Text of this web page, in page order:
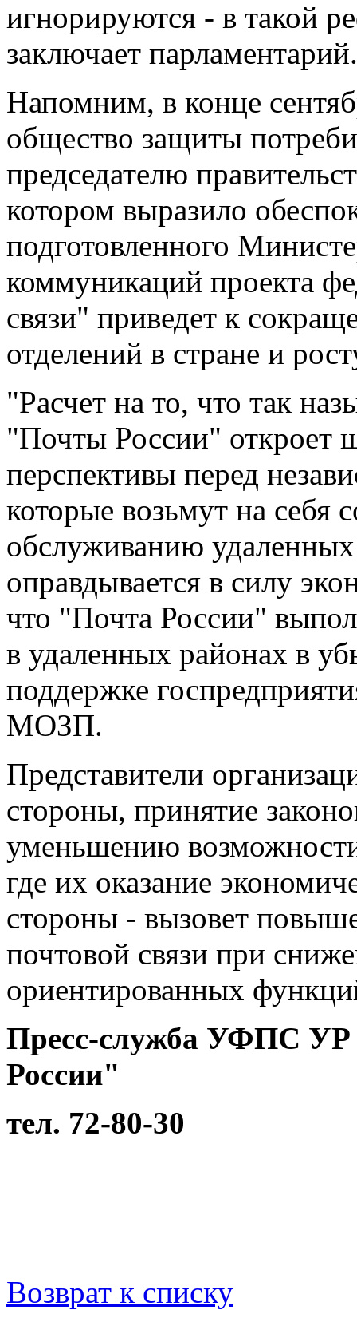
игнорируются - в такой
заключает парламентарий.
Напомним, в конце
общество защиты
председателю
котором выразило
подготовленного
коммуникаций проекта
связи" приведет к
отделений в стране и
"Расчет на то, что так
"Почты России" откроет
перспективы перед
которые возьмут на себя
обслуживанию
оправдывается в силу
что "Почта России"
в удаленных районах в
поддержке
МОЗП.
Представители
стороны, принятие
уменьшению
где их оказание
стороны - вызовет
почтовой связи при
ориентированных
Пресс-служба УФПС
России"
тел. 72-80-30
Возврат к списку